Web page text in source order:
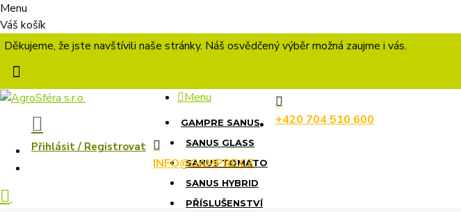
Menu
Váš košík
Děkujeme, že jste navštívili naše stránky. Náš osvědčený výběr možná zaujme i vás.
Přihlásit / Registrovat
Menu
GAMPRE SANUS
SANUS GLASS
SANUS TOMATO
SANUS HYBRID
PŘÍSLUŠENSTVÍ
+420 704 510 600
INFO@GAMPRE.CZ